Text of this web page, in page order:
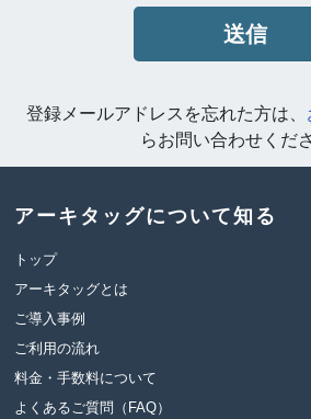
送信
登録メールアドレスを忘れた方は、
らお問い合わせくだ
アーキタッグについて知る
トップ
アーキタッグとは
ご導入事例
ご利用の流れ
料金・手数料について
よくあるご質問（FAQ）